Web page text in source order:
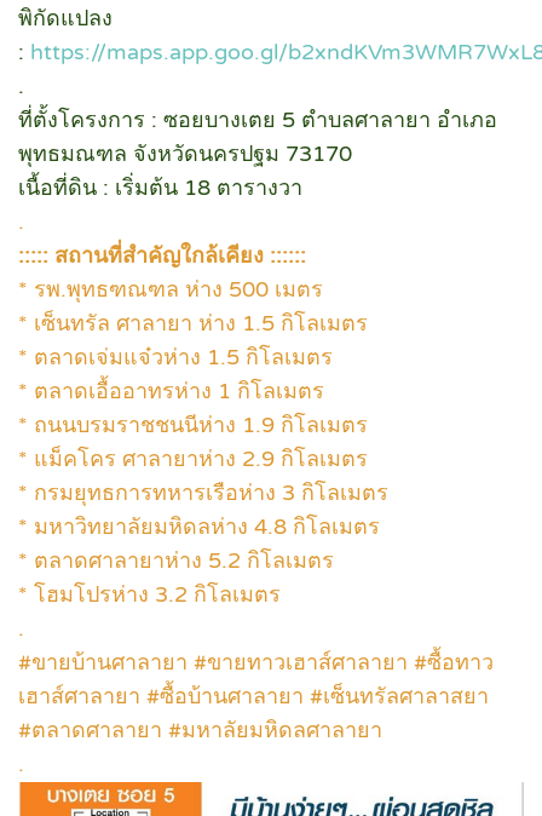
พิกัดแปลง
: https://maps.app.goo.gl/
.
ที่ตั้งโครงการ : ซอยบางเตย 5 ตำบลศาลายา อำเภอ
พุทธมณฑล จังหวัดนครปฐม 73170
เนื้อที่ดิน : เริ่มต้น 18 ตารางวา
.
::::: สถานที่สำคัญใกล้เคียง ::::::
* รพ.พุทธฑณฑล ห่าง 500 เมตร
* เซ็นทรัล ศาลายา ห่าง 1.5 กิโลเมตร
* ตลาดเจ่มแจ๋วห่าง 1.5 กิโลเมตร
* ตลาดเอื้ออาทรห่าง 1 กิโลเมตร
* ถนนบรมราชชนนีห่าง 1.9 กิโลเมตร
* แม็คโคร ศาลายาห่าง 2.9 กิโลเมตร
* กรมยุทธการทหารเรือห่าง 3 กิโลเมตร
* มหาวิทยาลัยมหิดลห่าง 4.8 กิโลเมตร
* ตลาดศาลายาห่าง 5.2 กิโลเมตร
* โฮมโปรห่าง 3.2 กิโลเมตร
.
#ขายบ้านศาลายา #ขายทาวเฮาส์ศาลายา #ซื้อทาว
เฮาส์ศาลายา #ซื้อบ้านศาลายา #เซ็นทรัลศาลาสยา
#ตลาดศาลายา #มหาลัยมหิดลศาลายา
.